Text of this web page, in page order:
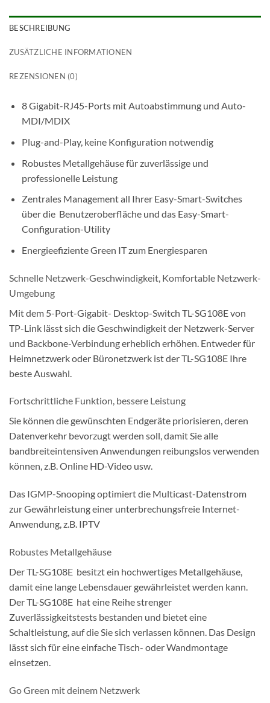
BESCHREIBUNG
ZUSÄTZLICHE INFORMATIONEN
REZENSIONEN (0)
8 Gigabit-RJ45-Ports mit Autoabstimmung und Auto-
MDI/MDIX
Plug-and-Play, keine Konfiguration notwendig
Robustes Metallgehäuse für zuverlässige und
professionelle Leistung
Zentrales Management all Ihrer Easy-Smart-Switches
über die Benutzeroberfläche und das Easy-Smart-
Configuration-Utility
Energieefiziente Green IT zum Energiesparen
Schnelle Netzwerk-Geschwindigkeit, Komfortable Netzwerk-
Umgebung
Mit dem 5-Port-Gigabit- Desktop-Switch TL-SG108E von
TP-Link lässt sich die Geschwindigkeit der Netzwerk-Server
und Backbone-Verbindung erheblich erhöhen. Entweder für
Heimnetzwerk oder Büronetzwerk ist der TL-SG108E Ihre
beste Auswahl.
Fortschrittliche Funktion, bessere Leistung
Sie können die gewünschten Endgeräte priorisieren, deren
Datenverkehr bevorzugt werden soll, damit Sie alle
bandbreiteintensiven Anwendungen reibungslos verwenden
können, z.B. Online HD-Video usw.
Das IGMP-Snooping optimiert die Multicast-Datenstrom
zur Gewährleistung einer unterbrechungsfreie Internet-
Anwendung, z.B. IPTV
Robustes Metallgehäuse
Der TL-SG108E besitzt ein hochwertiges Metallgehäuse,
damit eine lange Lebensdauer gewährleistet werden kann.
Der TL-SG108E hat eine Reihe strenger
Zuverlässigkeitstests bestanden und bietet eine
Schaltleistung, auf die Sie sich verlassen können. Das Design
lässt sich für eine einfache Tisch- oder Wandmontage
einsetzen.
Go Green mit deinem Netzwerk